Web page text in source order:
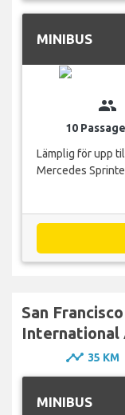
MINIBUS
group
10
Lämplig för upp
Mercedes
San
International
timeline 35 KM
MINIBUS